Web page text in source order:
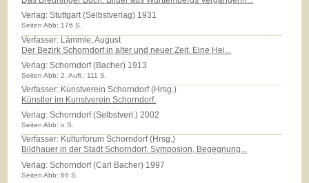
Verlag:Stuttgart (Selbstverlag) 1931
Seiten Abb: 176 S.
Verfasser: Lämmle, August
Der Bezirk Schorndorf in alter und neuer Zeit. Eine Hei...
Verlag:Schorndorf (Bacher) 1913
Seiten Abb: 2. Aufl., 111 S.
Verfasser: Kunstverein Schorndorf (Hrsg.)
Künstler im Kunstverein Schorndorf.
Verlag:Schorndorf (Selbstverl.) 2002
Seiten Abb: o.S.
Verfasser: Kulturforum Schorndorf (Hrsg.)
Bildhauer in der Stadt Schorndorf. Symposion, Begegnung...
Verlag:Schorndorf (Carl Bacher) 1997
Seiten Abb: 66 S.